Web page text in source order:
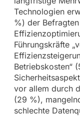
Technologien
%) der
Führungskräfte
Betriebskosten“
vor allem durch
(29 %),
schlechte